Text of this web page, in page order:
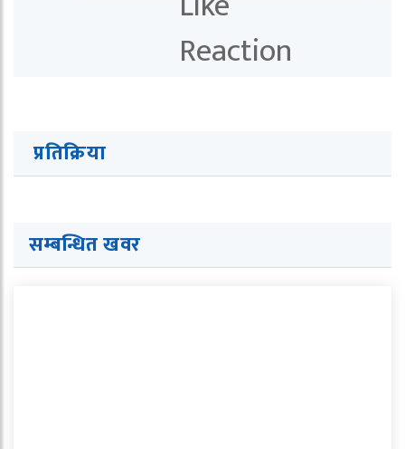
प्रतिक्रिया
सम्बन्धित खवर